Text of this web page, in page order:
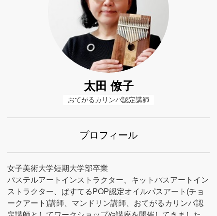
太田 僚子
おてがるカリンバ認定講師
プロフィール
女子美術大学短期大学部卒業
パステルアートインストラクター、キットパスアートイン
ストラクター、ぱすてるPOP認定オイルパスアート(チョ
ークアート)講師、マンドリン講師、おてがるカリンバ認